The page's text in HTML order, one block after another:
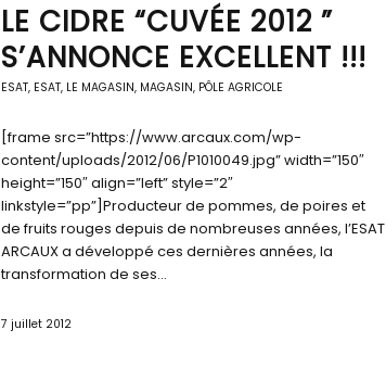
LE CIDRE “CUVÉE 2012 ”
S’ANNONCE EXCELLENT !!!
ESAT, ESAT, LE MAGASIN, MAGASIN, PÔLE AGRICOLE
[frame src=”https://www.arcaux.com/wp-
content/uploads/2012/06/P1010049.jpg” width=”150″
height=”150″ align=”left” style=”2″
linkstyle=”pp”]Producteur de pommes, de poires et
de fruits rouges depuis de nombreuses années, l’ESAT
ARCAUX a développé ces dernières années, la
transformation de ses…
7 juillet 2012